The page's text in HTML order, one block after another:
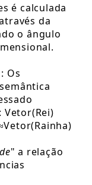
é calculada
da
o ângulo
Os
" a relação